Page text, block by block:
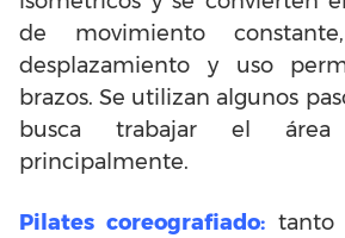
de movimiento
desplazamiento y uso
brazos. Se utilizan algunos
busca trabajar el área
principalmente.
Pilates coreografiado: tanto